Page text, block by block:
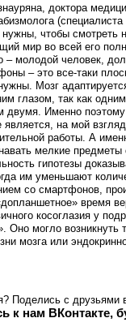
доктора
(специалиста
нужны, чтобы смотреть
мир во всей его
– молодой человек,
– это все-таки
Мозг
глазом, так как
двумя. Именно поэтому
является, на мой
работы. А
мелкие предметы
гипотезы
им уменьшают
со смартфонов,
время
косоглазия у
Оно могло возникнуть
мозга или
Поделись с друзьями
к нам ВКонтакте,